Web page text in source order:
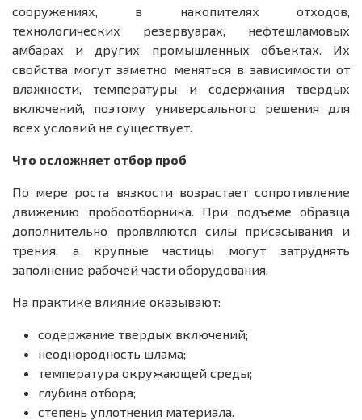
сооружениях, в накопителях отходов,
технологических резервуарах, нефтешламовых
амбарах и других промышленных объектах. Их
свойства могут заметно меняться в зависимости от
влажности, температуры и содержания твердых
включений, поэтому универсального решения для
всех условий не существует.
Что осложняет отбор проб
По мере роста вязкости возрастает сопротивление
движению пробоотборника. При подъеме образца
дополнительно проявляются силы присасывания и
трения, а крупные частицы могут затруднять
заполнение рабочей части оборудования.
На практике влияние оказывают:
содержание твердых включений;
неоднородность шлама;
температура окружающей среды;
глубина отбора;
степень уплотнения материала.